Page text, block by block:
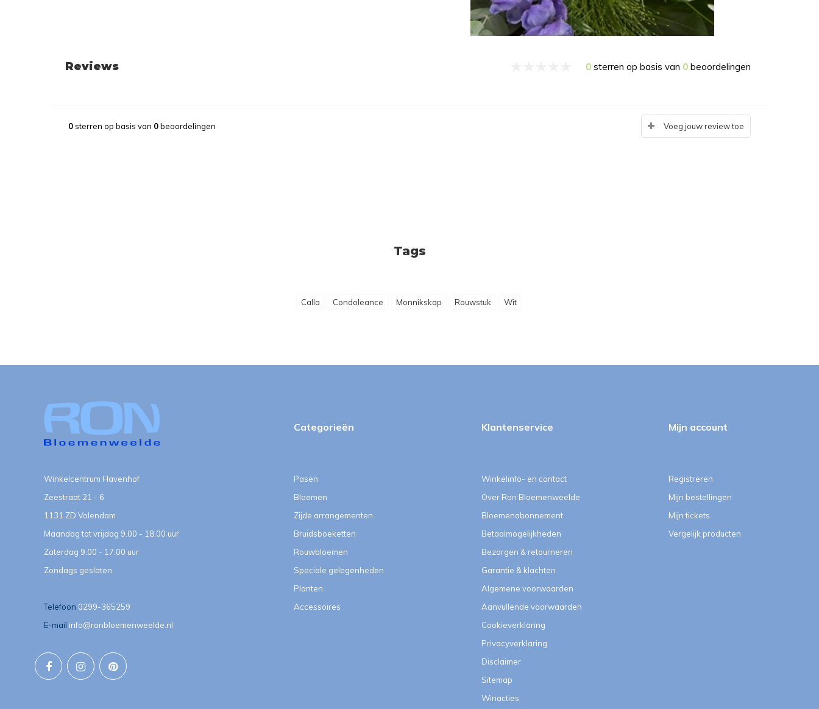
Reviews 0 sterren op basis van 0 beoordelingen
0sterren op basis van 0beoordelingen Voeg jouw review toe
Tags
Calla Condoleance Monnikskap Rouwstuk Wit
Winkelcentrum Havenhof
Zeestraat 21 - 6
1131 ZD Volendam
Maandag tot vrijdag 9.00 - 18.00 uur
Zaterdag 9.00 - 17.00 uur
Zondags gesloten
Telefoon 0299-365259
E-mail info@ronbloemenweelde.nl
Categorieën
Pasen
Bloemen
Zijde arrangementen
Bruidsboeketten
Rouwbloemen
Speciale gelegenheden
Planten
Accessoires
Klantenservice
Winkelinfo- en contact
Over Ron Bloemenweelde
Bloemenabonnement
Betaalmogelijkheden
Bezorgen & retourneren
Garantie & klachten
Algemene voorwaarden
Aanvullende voorwaarden
Cookieverklaring
Privacyverklaring
Disclaimer
Sitemap
Winacties
Mijn account
Registreren
Mijn bestellingen
Mijn tickets
Vergelijk producten